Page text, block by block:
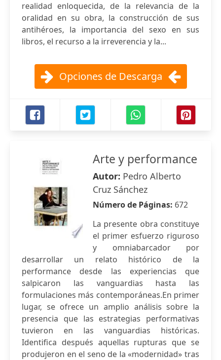
realidad enloquecida, de la relevancia de la
oralidad en su obra, la construcción de sus
antihéroes, la importancia del sexo en sus
libros, el recurso a la irreverencia y la...
Opciones de Descarga
Arte y performance
Autor: Pedro Alberto
Cruz Sánchez
Número de Páginas: 672
La presente obra constituye
el primer esfuerzo riguroso
y omniabarcador por
desarrollar un relato histórico de la
performance desde las experiencias que
salpicaron las vanguardias hasta las
formulaciones más contemporáneas.En primer
lugar, se ofrece un amplio análisis sobre la
presencia que las estrategias performativas
tuvieron en las vanguardias históricas.
Identifica después aquellas rupturas que se
produjeron en el seno de la «modernidad» tras